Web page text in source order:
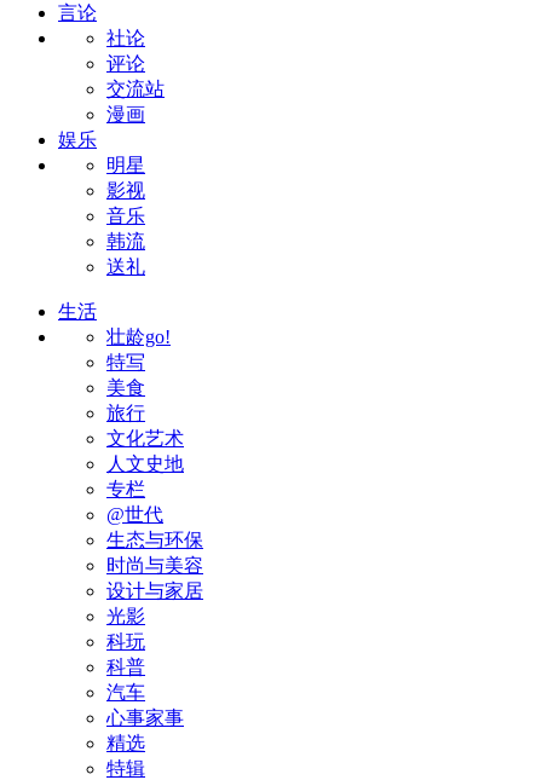
言论
社论
评论
交流站
漫画
娱乐
明星
影视
音乐
韩流
送礼
生活
壮龄go!
特写
美食
旅行
文化艺术
人文史地
专栏
@世代
生态与环保
时尚与美容
设计与家居
光影
科玩
科普
汽车
心事家事
精选
特辑